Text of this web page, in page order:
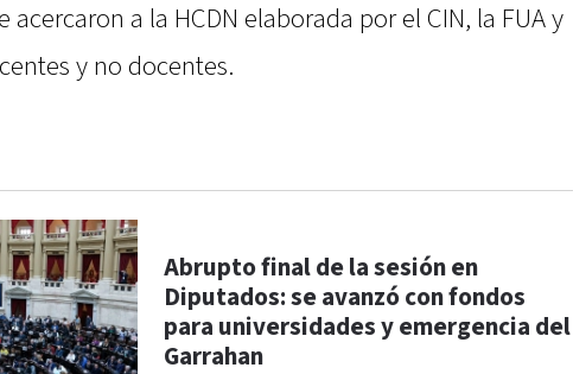
acercaron a la HCDN elaborada por el CIN, la FUA y
y no docentes.
Abrupto final de la sesión en
Diputados: se avanzó con fondos
para universidades y emergencia del
Garrahan